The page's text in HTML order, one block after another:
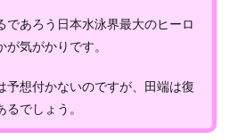
であろう日本水泳界最大のヒーロ
気がかりです。
予想付かないのですが、田端は復
でしょう。